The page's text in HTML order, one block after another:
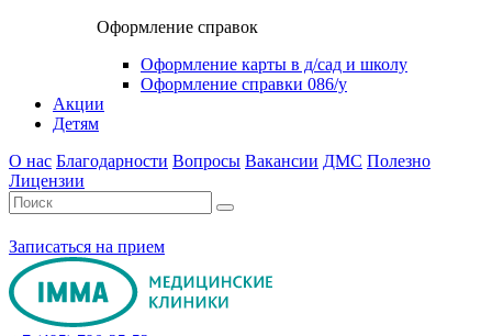
Оформление справок
Оформление карты в д/сад и школу
Оформление справки 086/у
Акции
Детям
О нас Благодарности Вопросы Вакансии ДМС Полезно
Лицензии
Записаться на прием